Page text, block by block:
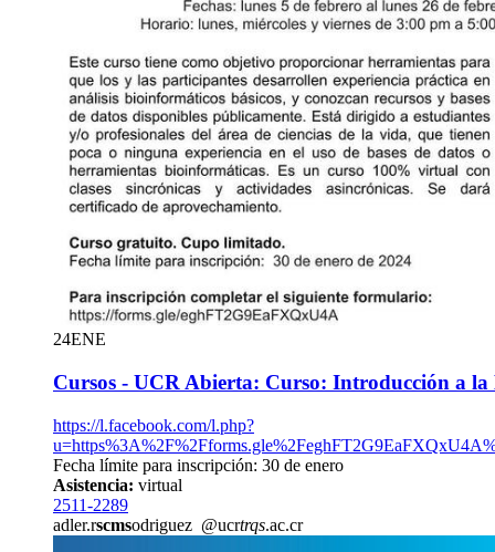
24ENE
Cursos - UCR Abierta: Curso: Introducción a
https://l.facebook.com/l.php?
Fecha límite para inscripción: 30 de enero
Asistencia: virtual
2511-2289
adler.rscmsodriguez @ucrtrqs.ac.cr